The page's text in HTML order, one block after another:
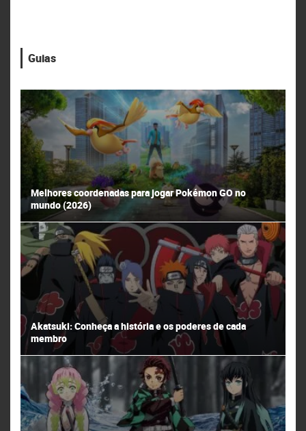
Guias
Melhores coordenadas para jogar Pokémon GO no
mundo (2026)
Akatsuki: Conheça a história e os poderes de cada
membro